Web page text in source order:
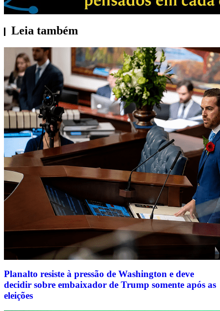
Leia também
Planalto resiste à pressão de Washington e deve
decidir sobre embaixador de Trump somente após as
eleições